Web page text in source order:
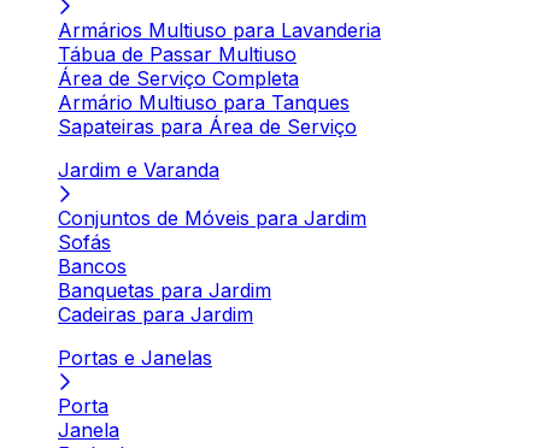
Armários Multiuso para Lavanderia
Tábua de Passar Multiuso
Área de Serviço Completa
Armário Multiuso para Tanques
Sapateiras para Área de Serviço
Jardim e Varanda
Conjuntos de Móveis para Jardim
Sofás
Bancos
Banquetas para Jardim
Cadeiras para Jardim
Portas e Janelas
Porta
Janela